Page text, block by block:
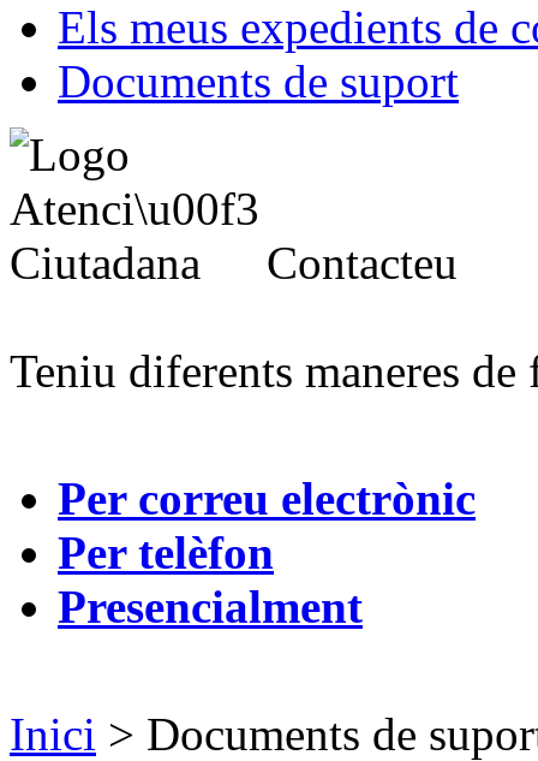
Els meus expedients de
Documents de suport
Contacteu
Teniu diferents maneres de
Per correu electrònic
Per telèfon
Presencialment
Inici > Documents de